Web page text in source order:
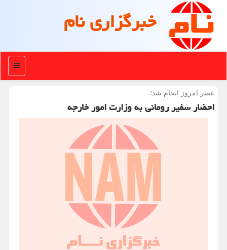
خبرگزاری نام
منو
عصر امروز انجام شد؛
احضار سفیر رومانی به وزارت امور خارجه